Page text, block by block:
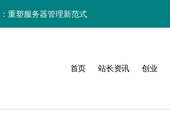
重塑服务器管理新范式
站长生态新引擎
式创新与平台化双轮驱动
放服务器极致效能
台生态创业实战指南
首页 站长资讯 创业